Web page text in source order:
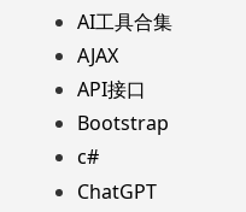
AI工具合集
AJAX
API接口
Bootstrap
c#
ChatGPT